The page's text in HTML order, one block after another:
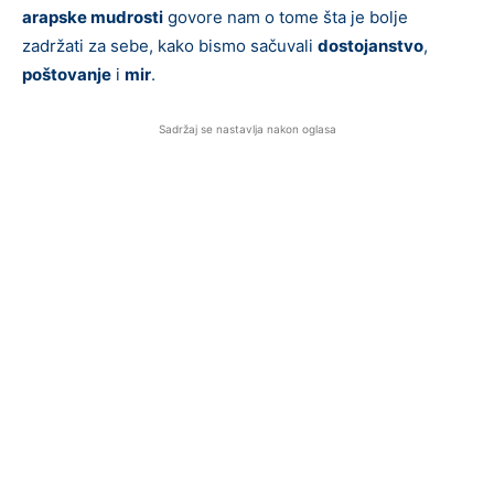
arapske mudrosti govore nam o tome šta je bolje
zadržati za sebe, kako bismo sačuvali dostojanstvo,
poštovanje i mir.
Sadržaj se nastavlja nakon oglasa